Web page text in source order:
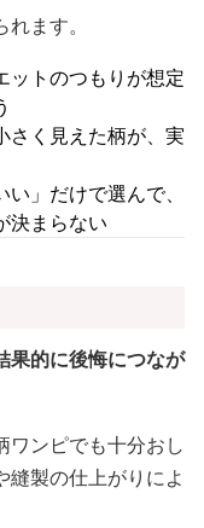
ます。
ットのつもりが想定
さく見えた柄が、実
い」だけで選んで、
決まらない
果的に後悔につなが
ワンピでも十分おし
縫製の仕上がりによ